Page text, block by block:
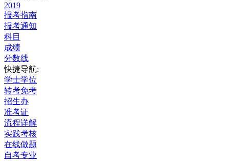
2019
报考指南
报考通知
科目
成绩
分数线
快捷导航:
学士学位
转考免考
招生办
准考证
流程详解
实践考核
在线做题
自考专业